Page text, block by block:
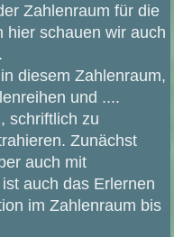
Zahlenraum für die
hier schauen wir auch
diesem Zahlenraum,
und ....
schriftlich zu
Zunächst
auch mit
auch das Erlernen
im Zahlenraum bis